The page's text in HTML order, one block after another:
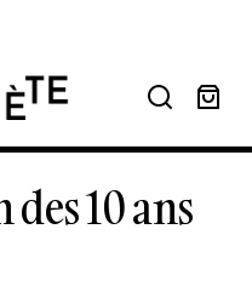
RNH ?
des 10 ans